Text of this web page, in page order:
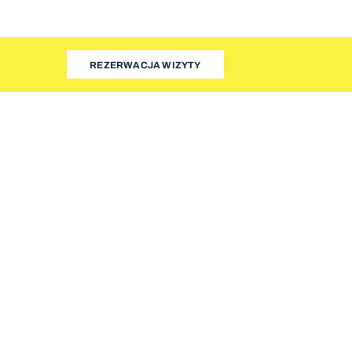
REZERWACJA WIZYTY